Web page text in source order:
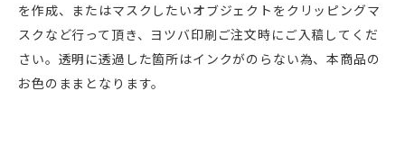
を作成、またはマスクしたいオブジェクトをクリッピングマ
スクなど行って頂き、ヨツバ印刷ご注文時にご入稿してくだ
さい。透明に透過した箇所はインクがのらない為、本商品の
お色のままとなります。